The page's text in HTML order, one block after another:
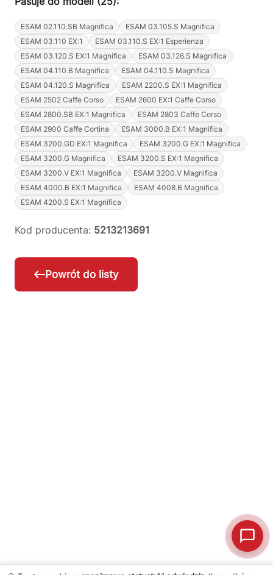
ESAM 02.110.SB Magnifica
ESAM 03.105.S Magnifica
ESAM 03.110 EX:1
ESAM 03.110.S EX:1 Esperienza
ESAM 03.120.S EX:1 Magnifica
ESAM 03.126.S Magnifica
ESAM 04.110.B Magnifica
ESAM 04.110.S Magnifica
ESAM 04.120.S Magnifica
ESAM 2200.S EX:1 Magnifica
ESAM 2502 Caffe Corso
ESAM 2600 EX:1 Caffe Corso
ESAM 2800.SB EX:1 Magnifica
ESAM 2803 Caffe Corso
ESAM 2900 Caffe Cortina
ESAM 3000.B EX:1 Magnifica
ESAM 3200.GD EX:1 Magnifica
ESAM 3200.G EX:1 Magnifica
ESAM 3200.G Magnifica
ESAM 3200.S EX:1 Magnifica
ESAM 3200.V EX:1 Magnifica
ESAM 3200.V Magnifica
ESAM 4000.B EX:1 Magnifica
ESAM 4008.B Magnifica
ESAM 4200.S EX:1 Magnifica
Kod producenta: 5213213691
Powrót do listy